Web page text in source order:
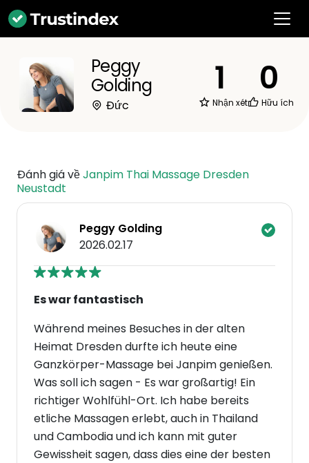
Peggy
Golding
Đức
1
Nhận xét
0
Hữu ích
Đánh giá vềJanpim Thai Massage Dresden
Neustadt
Peggy Golding
2026.02.17
Es war fantastisch
Während meines Besuches in der alten
Heimat Dresden durfte ich heute eine
Ganzkörper-Massage bei Janpim genießen.
Was soll ich sagen - Es war großartig! Ein
richtiger Wohlfühl-Ort. Ich habe bereits
etliche Massagen erlebt, auch in Thailand
und Cambodia und ich kann mit guter
Gewissheit sagen, dass dies eine der besten